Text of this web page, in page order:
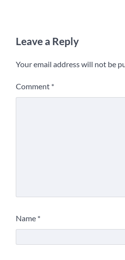
Leave a Reply
Your email address will not be
Comment *
Name *